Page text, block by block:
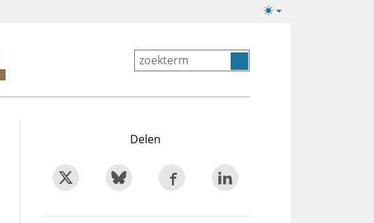
Lichte/donkere
Delen